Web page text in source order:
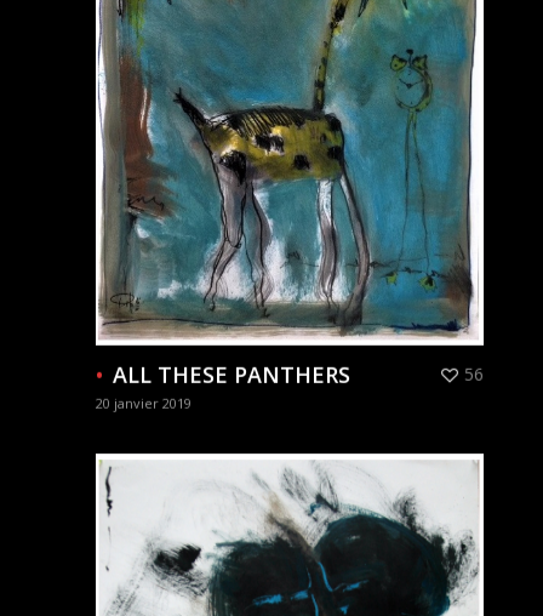
ALL THESE PANTHERS
20 janvier 2019
56